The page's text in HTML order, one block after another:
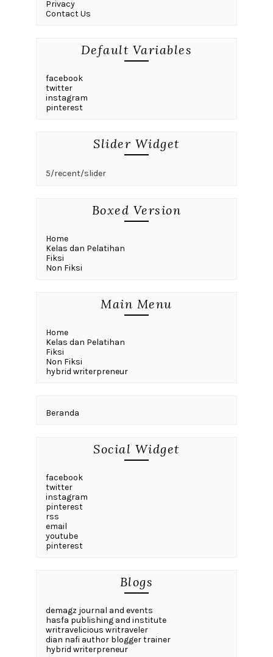
Privacy
Contact Us
Default Variables
facebook
twitter
instagram
pinterest
Slider Widget
5/recent/slider
Boxed Version
Home
Kelas dan Pelatihan
Fiksi
Non Fiksi
Main Menu
Home
Kelas dan Pelatihan
Fiksi
Non Fiksi
hybrid writerpreneur
Beranda
Social Widget
facebook
twitter
instagram
pinterest
rss
email
youtube
pinterest
Blogs
demagz journal and events
hasfa publishing and institute
writravelicious writraveler
dian nafi author blogger trainer
hybrid writerpreneur